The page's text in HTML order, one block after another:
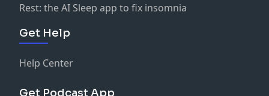
Rest: the AI Sleep app to fix insomnia
Get Help
Help Center
Get Podcast App